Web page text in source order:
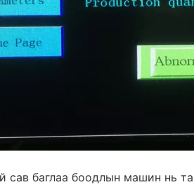
сав баглаа боодлын машин нь